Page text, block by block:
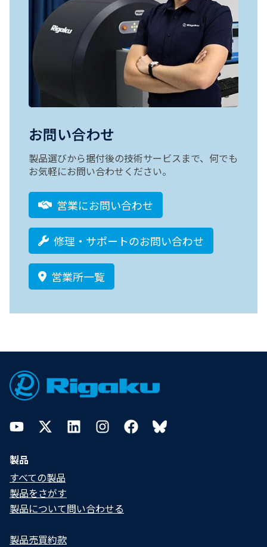
お問い合わせ
製品選びから据付後の技術サービスまで、何でも
お気軽にお問い合わせください。
営業にお問い合わせ
修理・サポートのお問い合わせ
営業所一覧
Footer
YouTubeTwitterLinkedInInstagramFacebookBluesky
製品
すべての製品
製品をさがす
製品について問い合わせる​
製品売買約款